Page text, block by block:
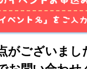
がございまし